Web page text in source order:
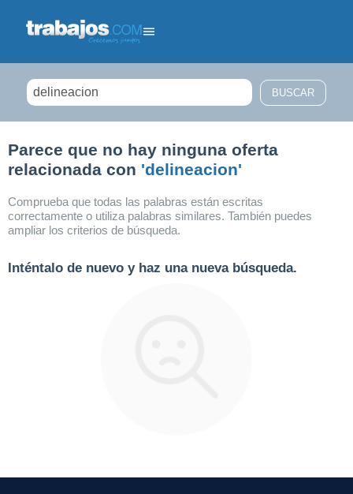
Parece que no hay ninguna oferta
relacionada con 'delineacion'
Comprueba que todas las palabras están escritas
correctamente o utiliza palabras similares. También puedes
ampliar los criterios de búsqueda.
Inténtalo de nuevo y haz una nueva búsqueda.